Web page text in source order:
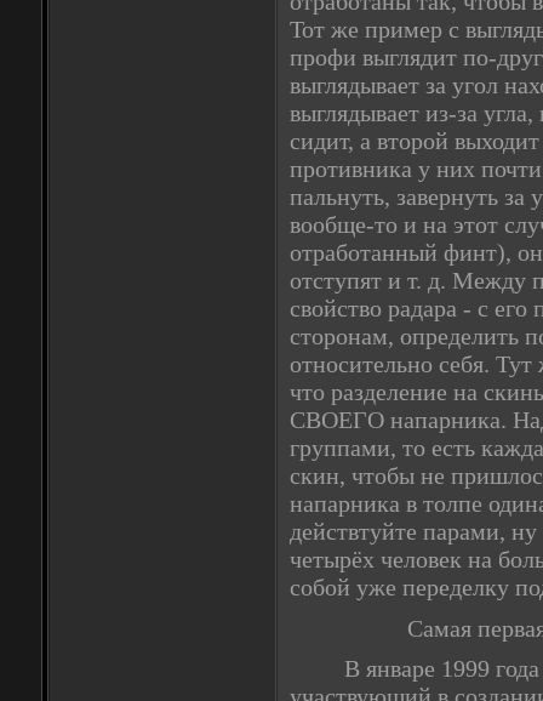
Тот же пример с
профи выглядит по-
выглядывает за угол
выглядывает из-за
сидит, а второй
противника у них
пальнуть, завернуть
вообще-то и на этот
отработанный финт),
отступят и т. д. Между
свойство радара - с
сторонам, определить
относительно себя.
что разделение на
СВОЕГО напарника.
группами, то есть
скин, чтобы не
напарника в толпе
действтуйте парами,
четырёх человек на
собой уже переделку
Самая первая
В январе 1999